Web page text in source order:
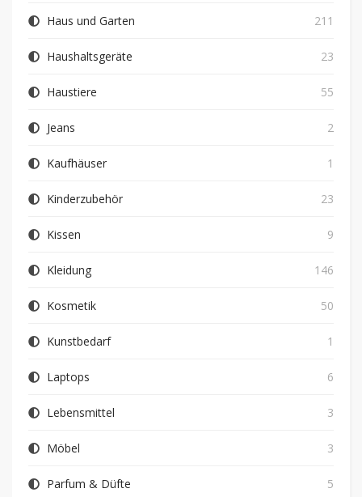
Haus und Garten 211
Haushaltsgeräte 23
Haustiere 55
Jeans 2
Kaufhäuser 1
Kinderzubehör 23
Kissen 9
Kleidung 146
Kosmetik 50
Kunstbedarf 1
Laptops 6
Lebensmittel 3
Möbel 3
Parfum & Düfte 5